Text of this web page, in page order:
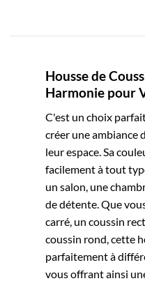
Housse de
Harmonie pour
C'est un choix
créer une ambiance
leur espace. Sa
facilement à tout
un salon, une
de détente. Que
carré, un coussin
coussin rond, cette
parfaitement à
vous offrant ainsi